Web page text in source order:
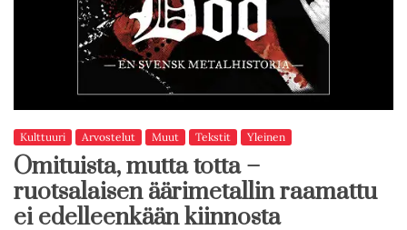
Kulttuuri Arvostelut Muut Tekstit Yleinen
Omituista, mutta totta –
ruotsalaisen äärimetallin raamattu
ei edelleenkään kiinnosta